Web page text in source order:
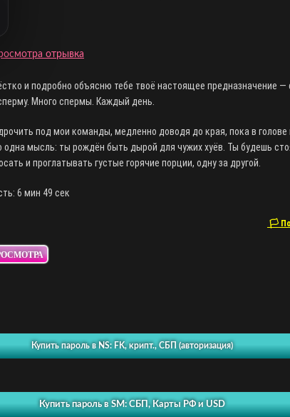
отрывка
и подробно объясню тебе твоё настоящее предназначение —
Много спермы. Каждый день.
под мои команды, медленно доводя до края, пока в голове
одна мысль: ты рождён быть дырой для чужих хуёв. Ты будешь
и проглатывать густые горячие порции, одну за другой.
6 мин 49 сек
🏳
Купить пароль в NS: FK, крипт., СБП (авторизация)
Купить пароль в SM: СБП, Карты РФ и USD